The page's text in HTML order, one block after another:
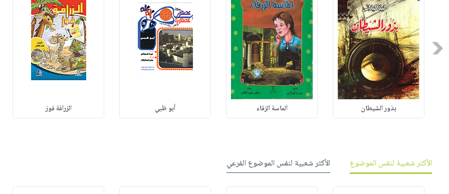
Previous
بذور الشيطان الماسة الزقاء أبو ظبي الزرافة فوز
الأكثر شعبية لنفس الموضوع الأكثر شعبية لنفس الموضوع الفرعي